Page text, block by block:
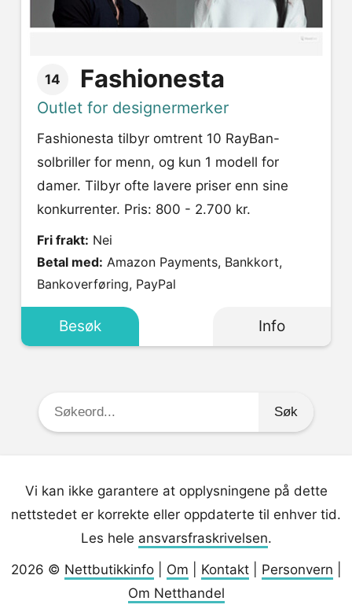
14 Fashionesta
Outlet for designermerker
Fashionesta tilbyr omtrent 10 RayBan-
solbriller for menn, og kun 1 modell for
damer. Tilbyr ofte lavere priser enn sine
konkurrenter. Pris: 800 - 2.700 kr.
Fri frakt: Nei
Betal med:
Bankoverføring, PayPal
Besøk Info
Søkeord:
Vi kan ikke garantere at opplysningene på dette
nettstedet er korrekte eller oppdaterte til enhver tid.
Les hele ansvarsfraskrivelsen.
2026 © Nettbutikkinfo| Om Kontakt| Personvern
Om Netthandel